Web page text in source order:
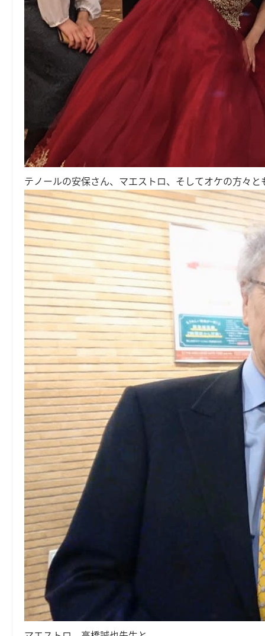
テノールの安保さん、マエストロ、そしてオケの方々と